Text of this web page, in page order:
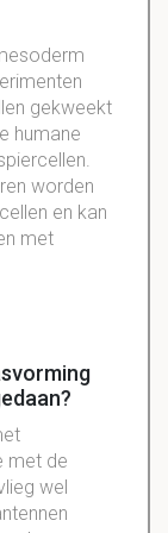
gekweekt
humane
worden
en kan
met
met de
wel